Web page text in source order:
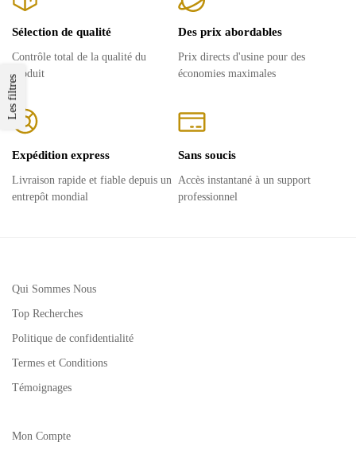
Les filtres
Sélection de qualité
Contrôle total de la qualité du
produit
Des prix abordables
Prix ​​directs d'usine pour des
économies maximales
Expédition express
Livraison rapide et fiable depuis un
entrepôt mondial
Sans soucis
Accès instantané à un support
professionnel
Qui Sommes Nous
Top Recherches
Politique de confidentialité
Termes et Conditions
Témoignages
Mon Compte